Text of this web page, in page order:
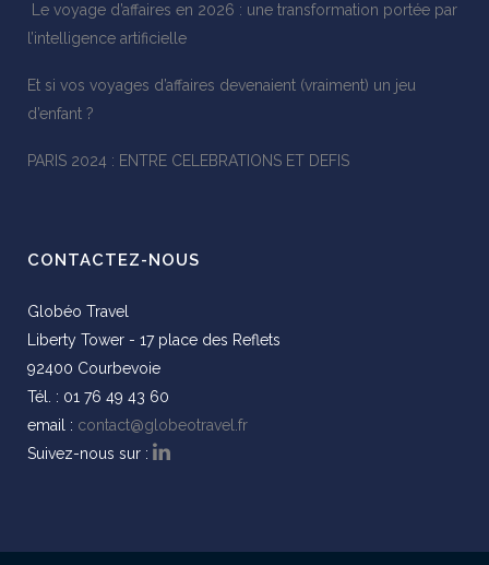
Le voyage d’affaires en 2026 : une transformation portée par
l’intelligence artificielle
Et si vos voyages d’affaires devenaient (vraiment) un jeu
d’enfant ?
PARIS 2024 : ENTRE CELEBRATIONS ET DEFIS
CONTACTEZ-NOUS
Globéo Travel
Liberty Tower - 17 place des Reflets
92400 Courbevoie
Tél. : 01 76 49 43 60
email : contact@globeotravel.fr
Suivez-nous sur :